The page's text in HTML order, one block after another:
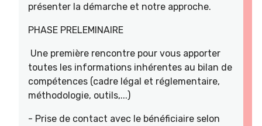
présenter la démarche et notre approche.
PHASE PRELEMINAIRE
Une première rencontre pour vous apporter
toutes les informations inhérentes au bilan de
compétences (cadre légal et réglementaire,
méthodologie, outils,...)
- Prise de contact avec le bénéficiaire selon